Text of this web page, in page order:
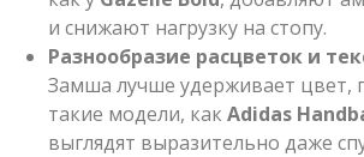
и снижают нагрузку на стопу.
Разнообразие расцветок и
Замша лучше удерживает цвет,
такие модели, как Adidas
выглядят выразительно даже